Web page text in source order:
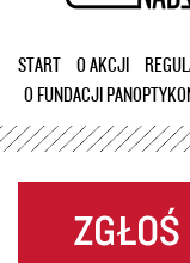
START O AKCJI
O FUNDACJI